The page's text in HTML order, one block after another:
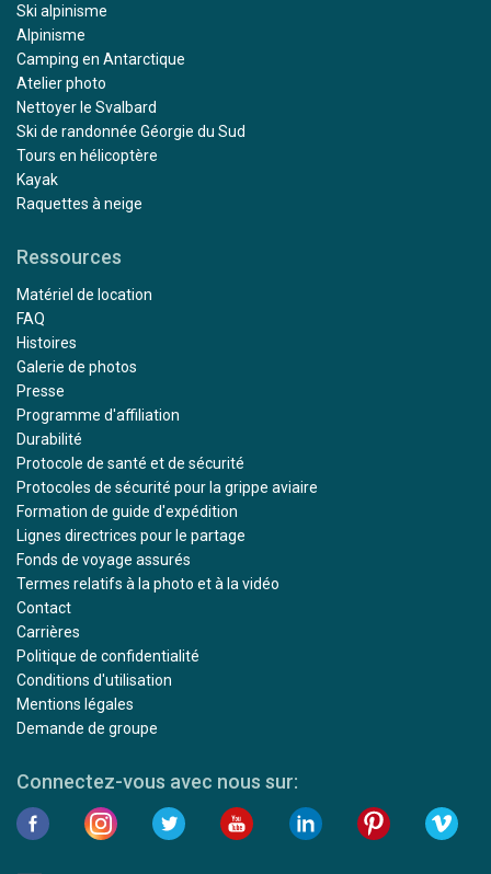
Ski alpinisme
Alpinisme
Camping en Antarctique
Atelier photo
Nettoyer le Svalbard
Ski de randonnée Géorgie du Sud
Tours en hélicoptère
Kayak
Raquettes à neige
Ressources
Matériel de location
FAQ
Histoires
Galerie de photos
Presse
Programme d'affiliation
Durabilité
Protocole de santé et de sécurité
Protocoles de sécurité pour la grippe aviaire
Formation de guide d'expédition
Lignes directrices pour le partage
Fonds de voyage assurés
Termes relatifs à la photo et à la vidéo
Contact
Carrières
Politique de confidentialité
Conditions d'utilisation
Mentions légales
Demande de groupe
Connectez-vous avec nous sur: